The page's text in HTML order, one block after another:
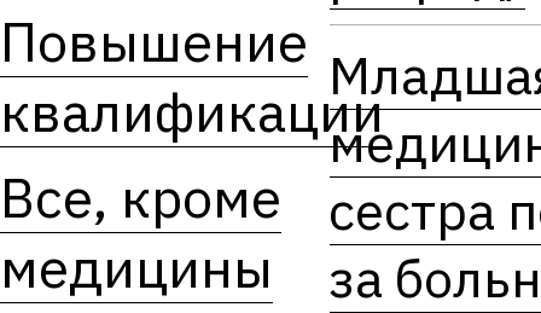
Повышение
квалификации
Все, кроме
медицины
сестра
за